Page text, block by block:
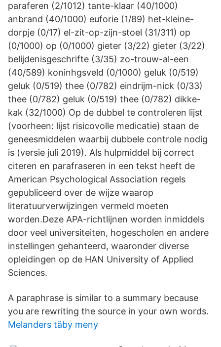
paraferen (2/1012) tante-klaar (40/1000)
anbrand (40/1000) euforie (1/89) het-kleine-
dorpje (0/17) el-zit-op-zijn-stoel (31/311) op
(0/1000) op (0/1000) gieter (3/22) gieter (3/22)
belijdenisgeschrifte (3/35) zo-trouw-al-een
(40/589) koninhgsveld (0/1000) geluk (0/519)
geluk (0/519) thee (0/782) eindrijm-nick (0/33)
thee (0/782) geluk (0/519) thee (0/782) dikke-
kak (32/1000) Op de dubbel te controleren lijst
(voorheen: lijst risicovolle medicatie) staan de
geneesmiddelen waarbij dubbele controle nodig
is (versie juli 2019). Als hulpmiddel bij correct
citeren en parafraseren in een tekst heeft de
American Psychological Association regels
gepubliceerd over de wijze waarop
literatuurverwijzingen vermeld moeten
worden.Deze APA-richtlijnen worden inmiddels
door veel universiteiten, hogescholen en andere
instellingen gehanteerd, waaronder diverse
opleidingen op de HAN University of Applied
Sciences.
A paraphrase is similar to a summary because
you are rewriting the source in your own words.
Melanders täby meny